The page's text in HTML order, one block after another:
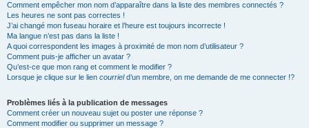
Comment empêcher mon nom d’apparaître dans la liste des membres connectés ?
Les heures ne sont pas correctes !
J’ai changé mon fuseau horaire et l’heure est toujours incorrecte !
Ma langue n’est pas dans la liste !
A quoi correspondent les images à proximité de mon nom d’utilisateur ?
Comment puis-je afficher un avatar ?
Qu’est-ce que mon rang et comment le modifier ?
Lorsque je clique sur le lien courrield’un membre, on me demande de me connecter !?
Problèmes liés à la publication de messages
Comment créer un nouveau sujet ou poster une réponse ?
Comment modifier ou supprimer un message ?